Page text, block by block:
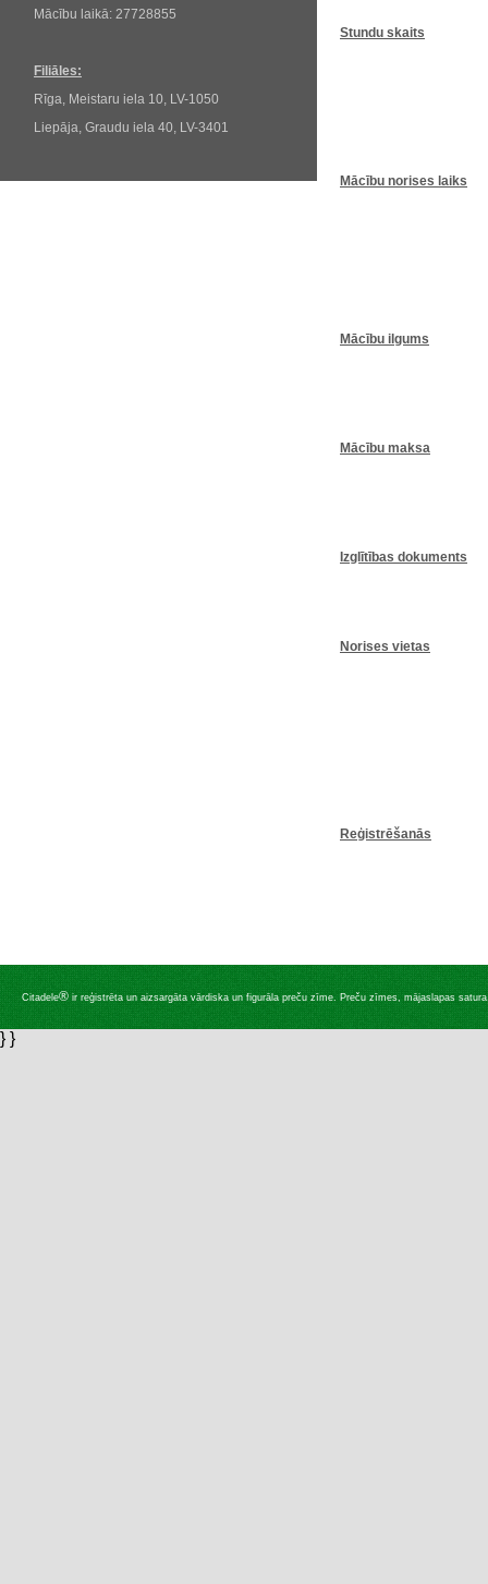
Mācību laikā: 27728855
Filiāles:
Rīga, Meistaru iela 10, LV-1050
Liepāja, Graudu iela 40, LV-3401
Stundu skaits
Mācību norises laiks
Mācību ilgums
Mācību maksa
Izglītības dokuments
Norises vietas
Reģistrēšanās
Citadele® ir reģistrēta un aizsargāta vārdiska un figurāla preču zīme. Preču zīmes, mājaslapas
} }